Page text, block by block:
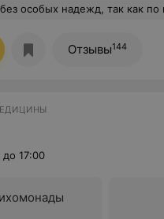
могла найти врача уже много лет. Но могу сказать, что качество образа жизни значительно
Отзывы144
до 17:00